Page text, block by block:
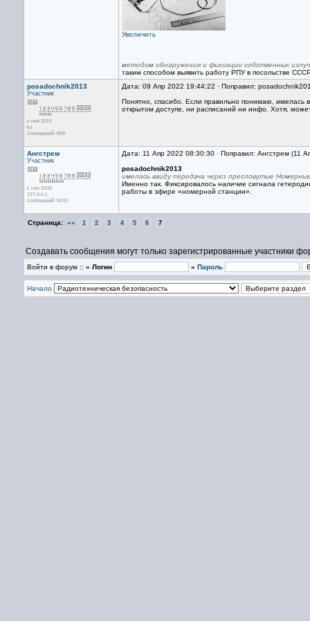
Увеличить
методом обнаружения и фиксации собственных
таким способом выявить работу РПУ в посольстве
posadochnik2013
Участник
с ноя 2013
kz
Сообщений: 659
Дата: 09 Апр 2022 19:44:22 · Поправил:
Понятно, спасибо. Если правильно понимаю, имелась
открытом доступе, ни расписаний ни инфо. Хотя,
Ангстрем
Участник
с сен 2005
127.0.0.1
Сообщений: 9133
Дата: 11 Апр 2022 08:30:30 · Поправил: Ангстрем (11
posadochnik2013
имелась ввиду передача через пресловутые
Именно так. Фиксировалось наличие сигнала
работы в эфире «номерной станции».
Страница: «« 1 2 3 4 5 6 7
Создавать сообщения могут только зарегистрированные участники
Войти в форум :: » Логин » Пароль
Начало